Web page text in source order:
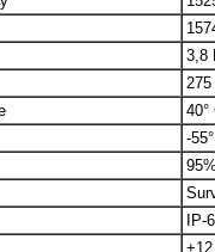
3,8
40°
-
IP-